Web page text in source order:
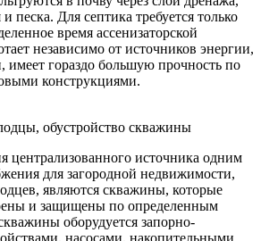
песка. Для септика требуется только
время ассенизаторской
независимо от источников энергии,
имеет гораздо большую прочность по
конструкциями.
обустройство скважины
централизованного источника одним
для загородной недвижимости,
являются скважины, которые
и защищены по определенным
оборудуется запорно-
насосами, накопительными